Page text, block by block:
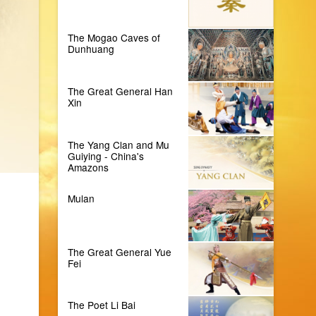
The Mogao Caves of
Dunhuang
The Great General Han
Xin
The Yang Clan and Mu
Guiying - China's
Amazons
Mulan
The Great General Yue
Fei
The Poet Li Bai